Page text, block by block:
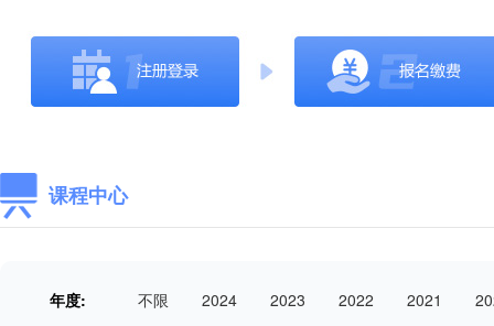
课程中心
年度: 不限 2024 2023 2022 2021